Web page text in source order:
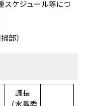
ケジュール等につ
部）
議長
（水島委